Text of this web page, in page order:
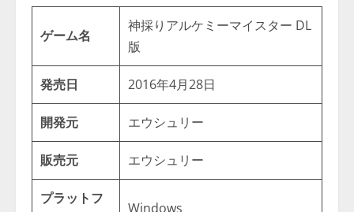
ゲーム名
神採りアルケミーマイスター DL
版
発売日 2016年4月28日
開発元 エウシュリー
販売元 エウシュリー
プラットフ
Windows